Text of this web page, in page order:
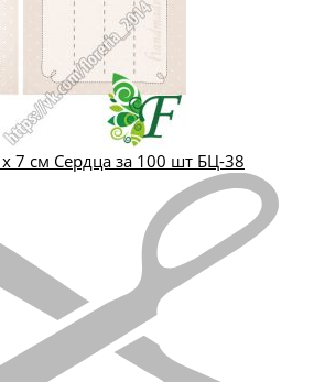
7 см Сердца за 100 шт БЦ-38